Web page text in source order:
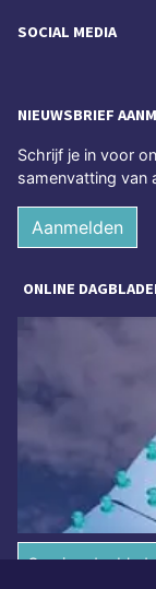
SOCIAL MEDIA
NIEUWSBRIEF
Schrijf je in voor
samenvatting van
Aanmelden
ONLINE
Overige